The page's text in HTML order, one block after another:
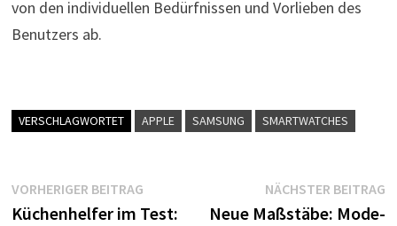
von den individuellen Bedürfnissen und Vorlieben des
Benutzers ab.
VERSCHLAGWORTET APPLE SAMSUNG SMARTWATCHES
Beitragsnavigation
VORHERIGER BEITRAGVorheriger
Beitrag:
Küchenhelfer im Test:
NÄCHSTER BEITRAG
Neue Maßstäbe: Mode-